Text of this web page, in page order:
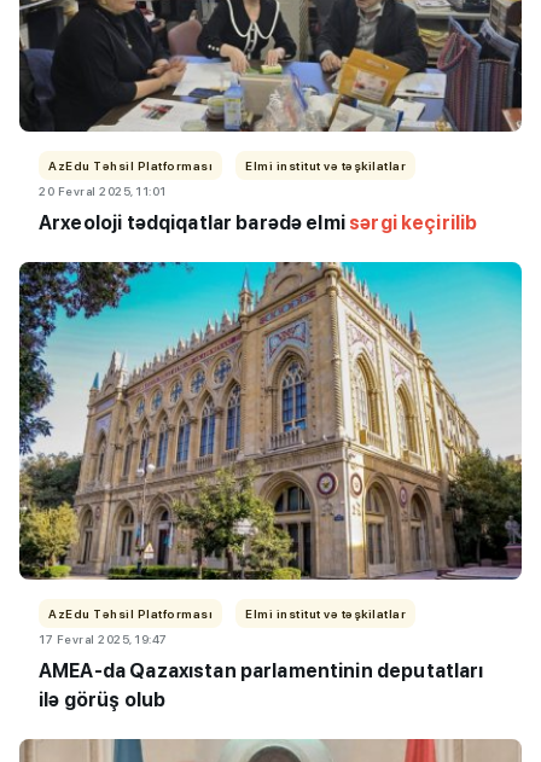
AzEdu Təhsil Platforması
Elmi institut və təşkilatlar
20 Fevral 2025, 11:01
Arxeoloji tədqiqatlar barədə elmi sərgi keçirilib
AzEdu Təhsil Platforması
Elmi institut və təşkilatlar
17 Fevral 2025, 19:47
AMEA-da Qazaxıstan parlamentinin deputatları
ilə görüş olub